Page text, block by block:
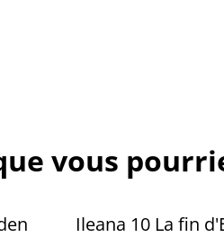
vous
Ileana 10 La fin